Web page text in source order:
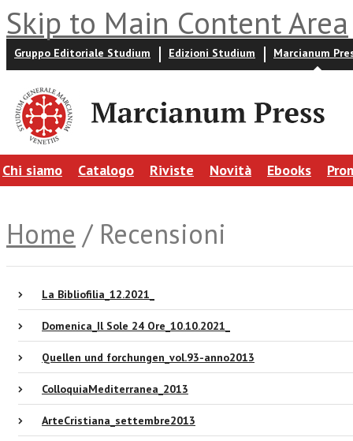
Skip to Main Content Area
Gruppo Editoriale Studium Edizioni Studium Marcianum
Chi siamo Catalogo Riviste Novità Ebooks
Home / Recensioni
La Bibliofilia_12.2021_
Domenica_Il Sole 24 Ore_10.10.2021_
Quellen und forchungen_vol.93-anno2013
ColloquiaMediterranea_2013
ArteCristiana_settembre2013